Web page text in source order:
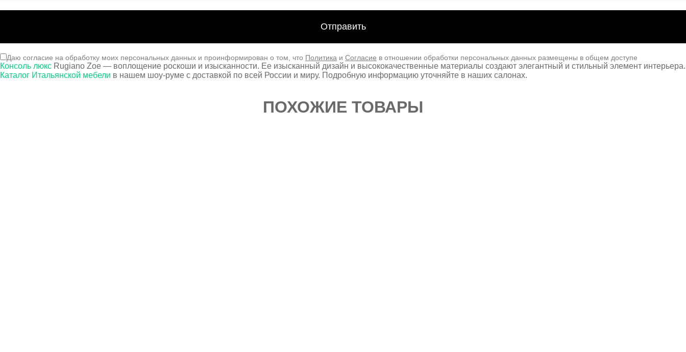
Даю согласие на обработку моих персональных данных и проинформирован о том, что Политика и Согласие в отношении обработки персональных данных размещены в общем доступе
Консоль люкс Rugiano Zoe — воплощение роскоши и изысканности. Ее изысканный дизайн и высококачественные материалы создают элегантный и стильный элемент интерьера.
Каталог Итальянской мебели в нашем шоу-руме с доставкой по всей России и миру. Подробную информацию уточняйте в наших салонах.
ПОХОЖИЕ ТОВАРЫ